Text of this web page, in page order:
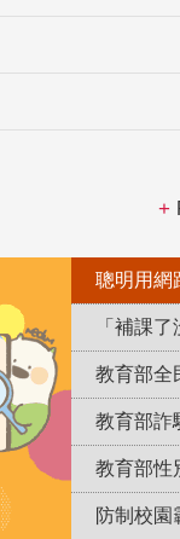
聰明用網
教育部全
教育部詐
教育部性